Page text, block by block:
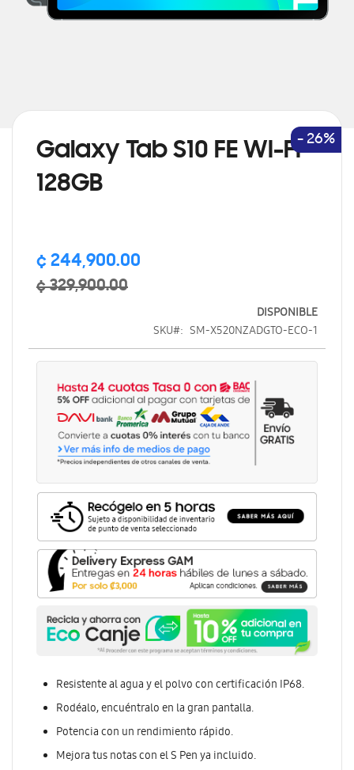
Galaxy Tab S10 FE WI-FI
128GB
¢ 244,900.00
¢ 329,900.00
- 26%
DISPONIBLE
SKU
SM-X520NZADGTO-ECO-1
Resistente al agua y el polvo con certificación IP68.
Rodéalo, encuéntralo en la gran pantalla.
Potencia con un rendimiento rápido.
Mejora tus notas con el S Pen ya incluido.
comienzo
galería